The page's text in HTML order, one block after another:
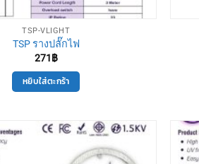
TSP-VLIGHT
TSP รางปลั๊กไฟ
271฿
หยิบใส่ตะกร้า